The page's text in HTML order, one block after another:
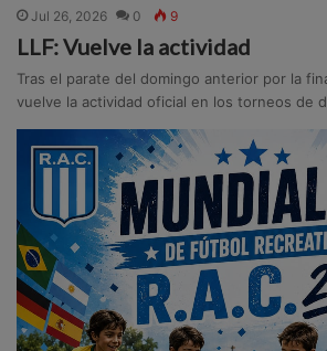
Jul 26, 2026 0 9
LLF: Vuelve la actividad
Tras el parate del domingo anterior por la
vuelve la actividad oficial en los torneos de